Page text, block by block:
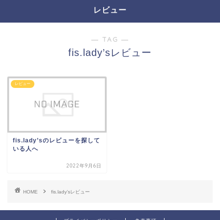
レビュー
― TAG ―
fis.lady’sレビュー
レビュー
fis.lady’sのレビューを探して
いる人へ
2022年9月6日
HOME fis.lady’sレビュー